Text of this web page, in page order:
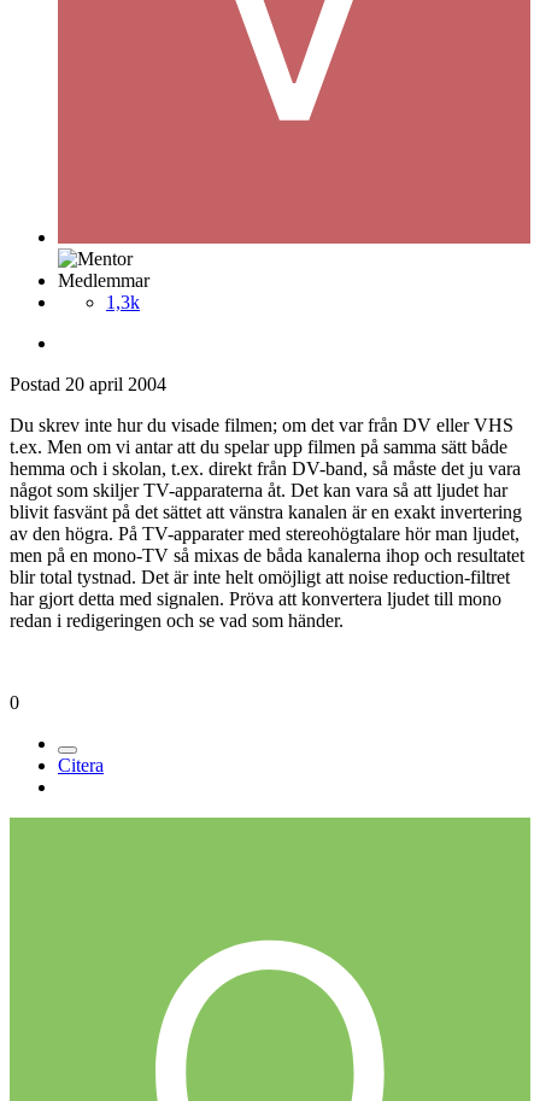
Medlemmar
1,3k
Postad 20 april 2004
Du skrev inte hur du visade filmen; om det var från DV eller VHS
t.ex. Men om vi antar att du spelar upp filmen på samma sätt både
hemma och i skolan, t.ex. direkt från DV-band, så måste det ju vara
något som skiljer TV-apparaterna åt. Det kan vara så att ljudet har
blivit fasvänt på det sättet att vänstra kanalen är en exakt invertering
av den högra. På TV-apparater med stereohögtalare hör man ljudet,
men på en mono-TV så mixas de båda kanalerna ihop och resultatet
blir total tystnad. Det är inte helt omöjligt att noise reduction-filtret
har gjort detta med signalen. Pröva att konvertera ljudet till mono
redan i redigeringen och se vad som händer.
0
Citera